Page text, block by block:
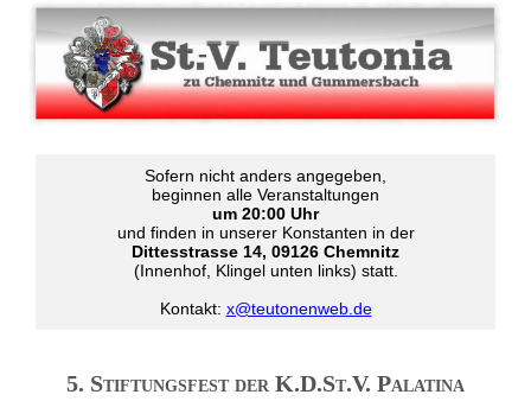
Sofern nicht anders angegeben,
beginnen alle Veranstaltungen
um 20:00 Uhr
und finden in unserer Konstanten in der
Dittesstrasse 14, 09126 Chemnitz
(Innenhof, Klingel unten links) statt.
Kontakt: x@teutonenweb.de
5. Stiftungsfest der K.D.St.V. Palatina